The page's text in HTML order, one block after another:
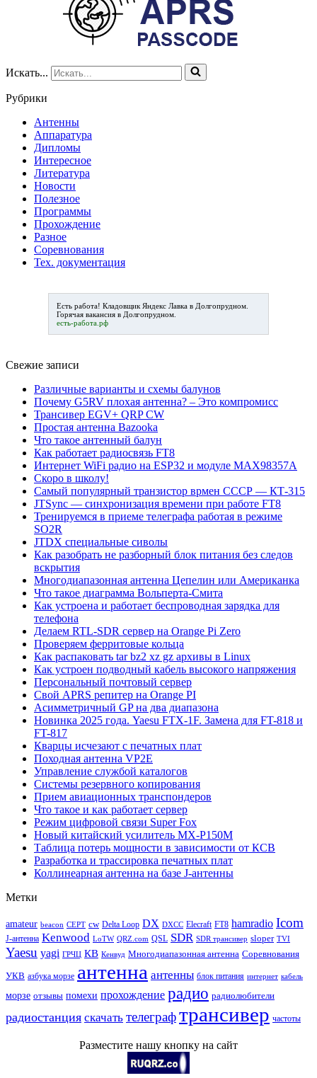
Искать...
Рубрики
Антенны
Аппаратура
Дипломы
Интересное
Литература
Новости
Полезное
Программы
Прохождение
Разное
Соревнования
Тех. документация
Есть работа! Кладовщик Яндекс Лавка в Долгопрудном.
Горячая вакансия в Долгопрудном.
есть-работа.рф
Свежие записи
Различные варианты и схемы балунов
Почему G5RV плохая антенна? – Это компромисс
Трансивер EGV+ QRP CW
Простая антенна Bazooka
Что такое антенный балун
Как работает радиосвязь FT8
Интернет WiFi радио на ESP32 и модуле MAX98357A
Скоро в школу!
Самый популярный транзистор врмен СССР — КТ-315
JTSync — синхронизация времени при работе FT8
Тренируемся в приеме телеграфа работая в режиме
SO2R
JTDX специальные сиволы
Как разобрать не разборный блок питания без следов
вскрытия
Многодиапазонная антенна Цепелин или Американка
Что такое диаграмма Вольперта-Смита
Как устроена и работает беспроводная зарядка для
телефона
Делаем RTL-SDR сервер на Orange Pi Zero
Проверяем ферритовые кольца
Как распаковать tar bz2 xz gz архивы в Linux
Как устроен подводный кабель высокого напряжения
Персональный почтовый сервер
Свой APRS репитер на Orange PI
Асимметричный GP на два диапазона
Новинка 2025 года. Yaesu FTX-1F. Замена для FT-818 и
FT-817
Кварцы исчезают с печатных плат
Походная антенна VP2E
Управление службой каталогов
Системы резервного копирования
Прием авиационных транспондеров
Что такое и как работает сервер
Режим цифровой связи Super Fox
Новый китайский усилитель MX-P150M
Таблица потерь мощности в зависимости от КСВ
Разработка и трассировка печатных плат
Коллинеарная антенна на базе J-антенны
Метки
amateur beacon CEPT cw Delta Loop DX DXCC Elecraft FT8 hamradio Icom
J-антенна Kenwood LoTW QRZ.com QSL SDR SDR трансивер sloper TVI
Yaesu yagi ГРЧЦ КВ Кенвуд Многодиапазонная антенна Соревнования
УКВ азбука морзе антенна антенны блок питания интернет кабель
морзе отзывы помехи прохождение радио радиолюбители
радиостанция скачать телеграфтрансивер частоты
Разместите нашу кнопку на сайт